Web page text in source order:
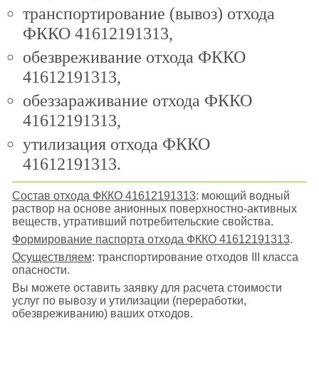
транспортирование (вывоз) отхода
ФККО 41612191313,
обезвреживание отхода ФККО
41612191313,
обеззараживание отхода ФККО
41612191313,
утилизация отхода ФККО
41612191313.
Состав отхода ФККО 41612191313: моющий водный
раствор на основе анионных поверхностно-активных
веществ, утративший потребительские свойства.
Формирование паспорта отхода ФККО 41612191313.
Осуществляем: транспортирование отходов III класса
опасности.
Вы можете оставить заявку для расчета стоимости
услуг по вывозу и утилизации (переработки,
обезвреживанию) ваших отходов.